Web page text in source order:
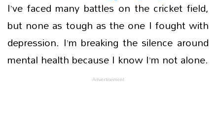
I’ve faced many battles on the cricket field,
but none as tough as the one I fought with
depression. I’m breaking the silence around
mental health because I know I’m not alone.